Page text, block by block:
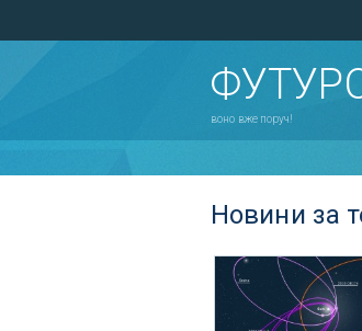
воно вже поруч!
Новини за